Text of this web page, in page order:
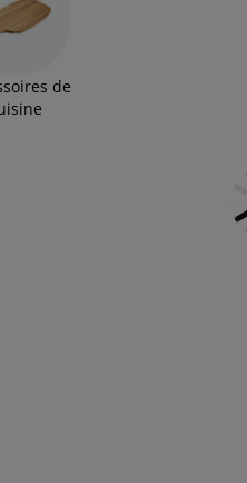
de